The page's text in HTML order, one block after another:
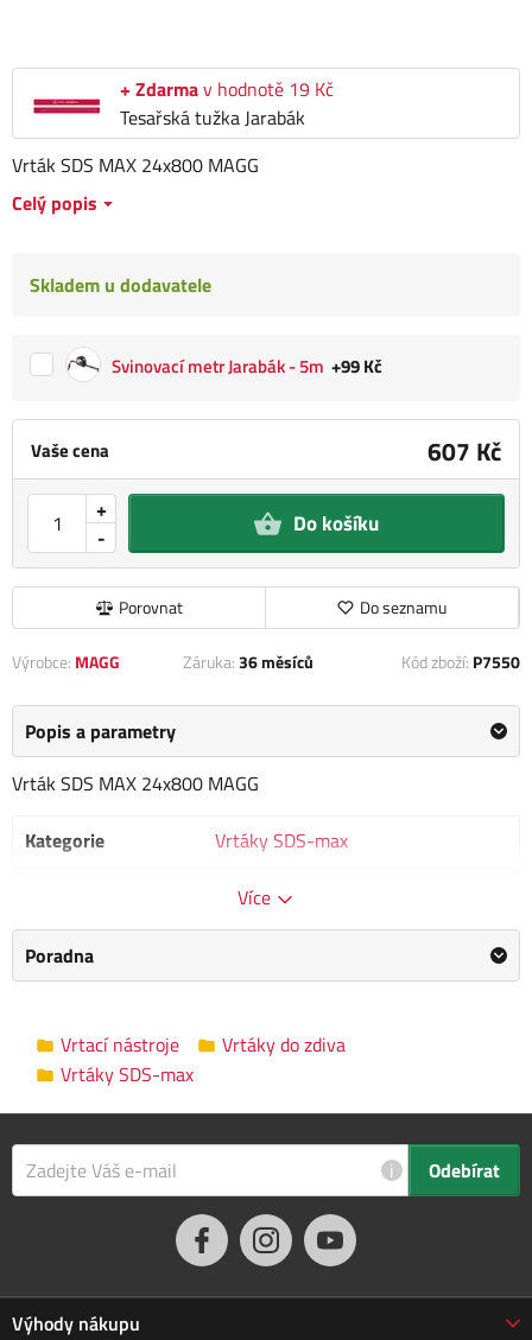
+ Zdarmav hodnotě 19 Kč
Tesařská tužka Jarabák
Vaše cena 607 Kč
-
+ Do košíku
Porovnat Do seznamu
Vrták SDS MAX 24x800 MAGG
Celý popis
Skladem u dodavatele
Svinovací metr Jarabák - 5m +99 Kč
Výrobce: MAGG Záruka:36 měsíců Kód zboží: P7550
Popis a parametry
Vrták SDS MAX 24x800 MAGG
Kategorie
Vrtáky SDS-max
MAGG/ Informace o výrobci
Rozměry balení
2.0 x 89.0 x 2.0 cm
Více
Poradna
Vrtací nástroje
Vrtáky do zdiva
Vrtáky SDS-max
i Odebírat
Výhody nákupu